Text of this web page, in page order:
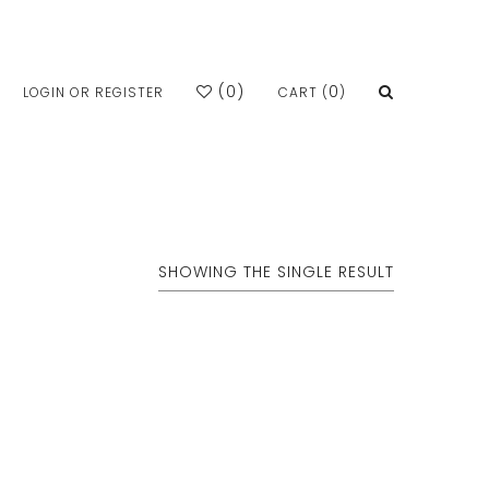
CART (0)
( 0 )
LOGIN OR REGISTER
SHOWING THE SINGLE RESULT